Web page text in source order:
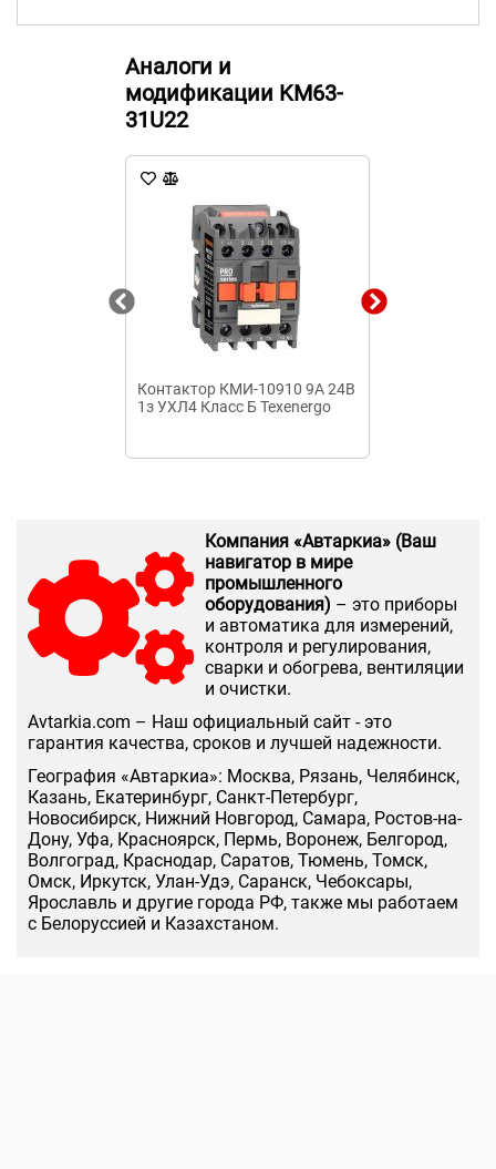
Аналоги и
модификации KM63-
31U22
Контактор КМИ-10910 9А 24В
1з УХЛ4 Класс Б Теxenergo
Компания «Автаркиа» (Ваш
навигатор в мире
промышленного
оборудования) – это приборы
и автоматика для измерений,
контроля и регулирования,
сварки и обогрева, вентиляции
и очистки.
Аvtarkia.com – Наш официальный сайт - это
гарантия качества, сроков и лучшей надежности.
География «Автаркиа»: Москва, Рязань, Челябинск,
Казань, Екатеринбург, Санкт-Петербург,
Новосибирск, Нижний Новгород, Самара, Ростов-на-
Дону, Уфа, Красноярск, Пермь, Воронеж, Белгород,
Волгоград, Краснодар, Саратов, Тюмень, Томск,
Омск, Иркутск, Улан-Удэ, Саранск, Чебоксары,
Ярославль и другие города РФ, также мы работаем
с Белоруссией и Казахстаном.